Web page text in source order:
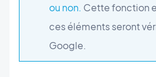
ou non. Cette fonction
ces éléments seront
Google.